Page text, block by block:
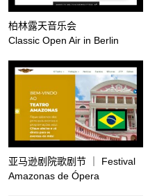
柏林露天音乐会
Classic Open Air in Berlin
亚马逊剧院歌剧节 ｜ Festival
Amazonas de Ópera